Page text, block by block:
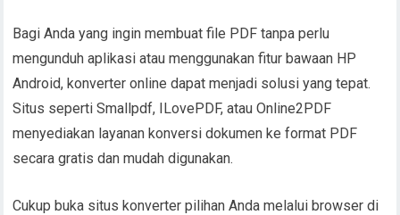
Bagi Anda yang ingin membuat file PDF tanpa perlu
mengunduh aplikasi atau menggunakan fitur bawaan HP
Android, konverter online dapat menjadi solusi yang tepat.
Situs seperti Smallpdf, ILovePDF, atau Online2PDF
menyediakan layanan konversi dokumen ke format PDF
secara gratis dan mudah digunakan.
Cukup buka situs konverter pilihan Anda melalui browser di